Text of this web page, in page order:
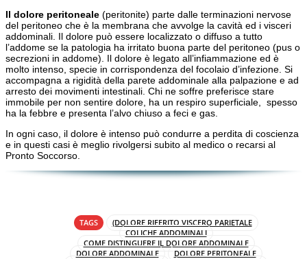
Il dolore peritoneale (peritonite) parte dalle terminazioni nervose
del peritoneo che è la membrana che avvolge la cavità ed i visceri
addominali. Il dolore può essere localizzato o diffuso a tutto
l’addome se la patologia ha irritato buona parte del peritoneo (pus o
secrezioni in addome). Il dolore è legato all’infiammazione ed è
molto intenso, specie in corrispondenza del focolaio d’infezione. Si
accompagna a rigidità della parete addominale alla palpazione e ad
arresto dei movimenti intestinali. Chi ne soffre preferisce stare
immobile per non sentire dolore, ha un respiro superficiale, spesso
ha la febbre e presenta l’alvo chiuso a feci e gas.
In ogni caso, il dolore è intenso può condurre a perdita di coscienza
e in questi casi è meglio rivolgersi subito al medico o recarsi al
Pronto Soccorso.
TAGS
(DOLORE RIFERITO VISCERO PARIETALE
COLICHE ADDOMINALI
COME DISTINGUERE IL DOLORE ADDOMINALE
DOLORE ADDOMINALE
DOLORE PERITONEALE